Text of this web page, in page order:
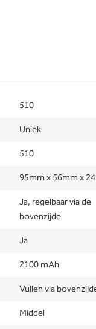
510
Uniek
510
95mm x 56mm x
Ja, regelbaar via de
bovenzijde
Ja
2100 mAh
Vullen via
Middel